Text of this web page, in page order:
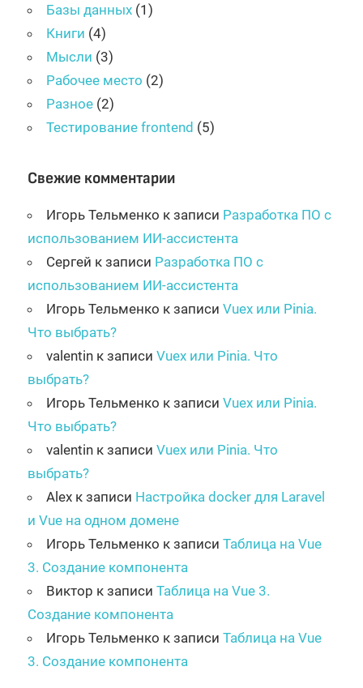
Базы данных (1)
Книги (4)
Мысли (3)
Рабочее место (2)
Разное (2)
Тестирование frontend (5)
Свежие комментарии
Игорь Тельменко к записи Разработка ПО с
использованием ИИ-ассистента
Сергей к записи Разработка ПО с
использованием ИИ-ассистента
Игорь Тельменко к записи Vuex или Pinia.
Что выбрать?
valentin к записи Vuex или Pinia. Что
выбрать?
Игорь Тельменко к записи Vuex или Pinia.
Что выбрать?
valentin к записи Vuex или Pinia. Что
выбрать?
Alex к записи Настройка docker для Laravel
и Vue на одном домене
Игорь Тельменко к записи Таблица на Vue
3. Создание компонента
Виктор к записи Таблица на Vue 3.
Создание компонента
Игорь Тельменко к записи Таблица на Vue
3. Создание компонента